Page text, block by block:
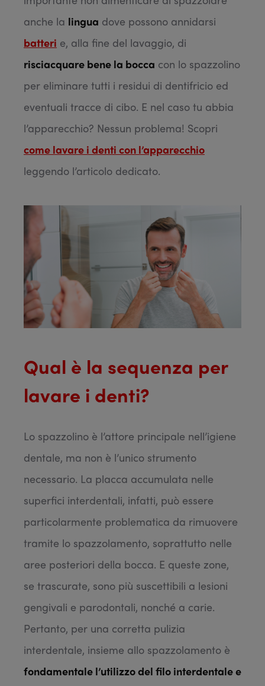
anche la lingua dove possono annidarsi
batteri e, alla fine del lavaggio, di
risciacquare bene la bocca con lo spazzolino
per eliminare tutti i residui di dentifricio ed
eventuali tracce di cibo. E nel caso tu abbia
l’apparecchio? Nessun problema! Scopri
come lavare i denti con l’apparecchio
leggendo l’articolo dedicato.
Qual è la sequenza per
lavare i denti?
Lo spazzolino è l’attore principale nell’igiene
dentale, ma non è l’unico strumento
necessario. La placca accumulata nelle
superfici interdentali, infatti, può essere
particolarmente problematica da rimuovere
tramite lo spazzolamento, soprattutto nelle
aree posteriori della bocca. E queste zone,
se trascurate, sono più suscettibili a lesioni
gengivali e parodontali, nonché a carie.
Pertanto, per una corretta pulizia
interdentale, insieme allo spazzolamento è
fondamentale l’utilizzo del filo interdentale e